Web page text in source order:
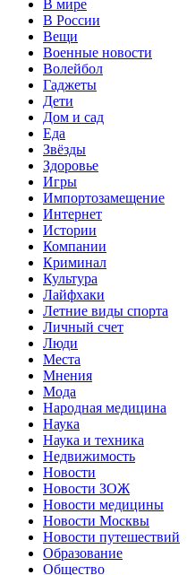
В мире
В России
Вещи
Военные новости
Волейбол
Гаджеты
Дети
Дом и сад
Еда
Звёзды
Здоровье
Игры
Импортозамещение
Интернет
Истории
Компании
Криминал
Культура
Лайфхаки
Летние виды спорта
Личный счет
Люди
Места
Мнения
Мода
Народная медицина
Наука
Наука и техника
Недвижимость
Новости
Новости ЗОЖ
Новости медицины
Новости Москвы
Новости путешествий
Образование
Общество